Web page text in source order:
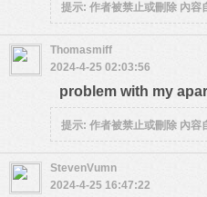
提示: 作者被禁止或刪除 內容
Thomasmiff
2024-4-25 02:03:56
problem with my
提示: 作者被禁止或刪除 內容
StevenVumn
2024-4-25 16:47:22